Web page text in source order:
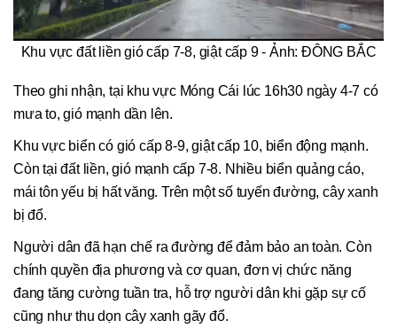
Khu vực đất liền gió cấp 7-8, giật cấp 9 - Ảnh: ĐÔNG BẮC
Theo ghi nhận, tại khu vực Móng Cái lúc 16h30 ngày 4-7 có
mưa to, gió mạnh dần lên.
Khu vực biển có gió cấp 8-9, giật cấp 10, biển động mạnh.
Còn tại đất liền, gió mạnh cấp 7-8. Nhiều biển quảng cáo,
mái tôn yếu bị hất văng. Trên một số tuyến đường, cây xanh
bị đổ.
Người dân đã hạn chế ra đường để đảm bảo an toàn. Còn
chính quyền địa phương và cơ quan, đơn vị chức năng
đang tăng cường tuần tra, hỗ trợ người dân khi gặp sự cố
cũng như thu dọn cây xanh gãy đổ.